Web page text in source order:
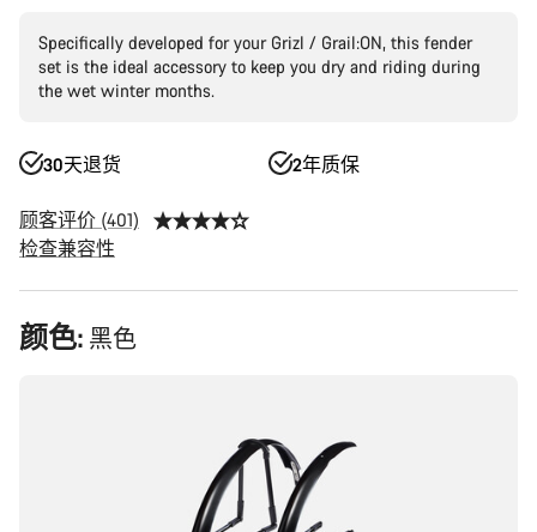
Specifically developed for your Grizl / Grail:ON, this fender
set is the ideal accessory to keep you dry and riding during
the wet winter months.
30天退货 2年质保
顾客评价 (401)
检查兼容性
产
品
颜色: 黑色